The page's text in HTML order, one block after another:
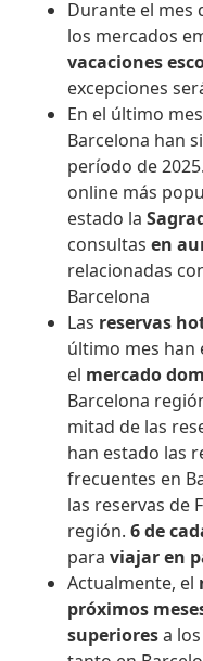
Durante el mes
los mercados
vacaciones
excepciones
En el último
Barcelona han
período de
online más
estado la
consultasen
relacionadas
Barcelona
Las reservas
último mes han
el mercado
Barcelona
mitad de las
han estado las
frecuentes en
las reservas de
región.6 de
paraviajar en
Actualmente, el
próximos
superioresa